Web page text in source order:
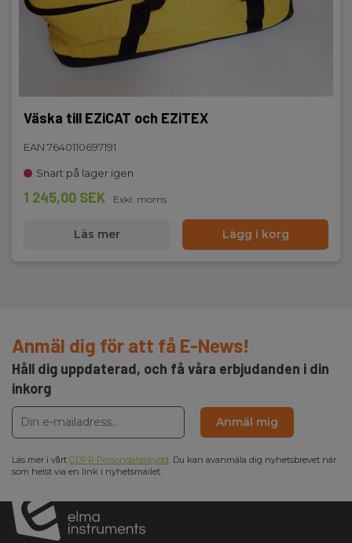
Väska till EZiCAT och EZiTEX
EAN 7640110697191
Snart på lager igen
1 245,00 SEK Exkl. moms
Läs mer Lägg i korg
Anmäl dig för att få E-News!
Håll dig uppdaterad, och få våra erbjudanden i din
inkorg
Anmäl mig
Läs mer i vårt GDPR Persondataskydd. Du kan avanmäla dig nyhetsbrevet när
som helst via en link i nyhetsmailet.